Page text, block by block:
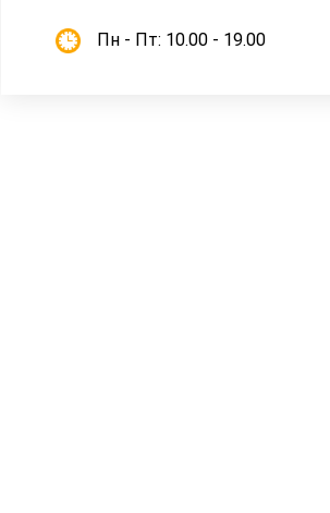
Пн - Пт: 10.00 - 19.00